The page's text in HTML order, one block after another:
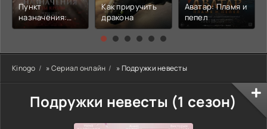
Пункт
назначения:
Узы крови
Как приручить
дракона
Аватар: Пламя и
пепел
Kinogo »Сериал онлайн » Подружки невесты
Подружки невесты (1 сезон)